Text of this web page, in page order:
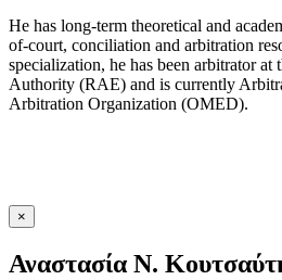
He has long-term theoretical and
of-court, conciliation and arbitration
specialization, he has been arbitrator at
Authority (RAE) and is currently
Arbitration Organization (OMED).
×
Αναστασία Ν.